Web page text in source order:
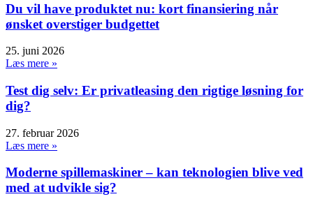
Du vil have produktet nu: kort finansiering når
ønsket overstiger budgettet
25. juni 2026
Læs mere »
Test dig selv: Er privatleasing den rigtige løsning for
dig?
27. februar 2026
Læs mere »
Moderne spillemaskiner – kan teknologien blive ved
med at udvikle sig?